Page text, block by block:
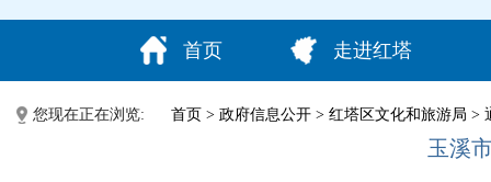
首页 走进红塔
您现在正在浏览: 首页 > 政府信息公开 > 红塔区文化和旅游局 >
玉溪